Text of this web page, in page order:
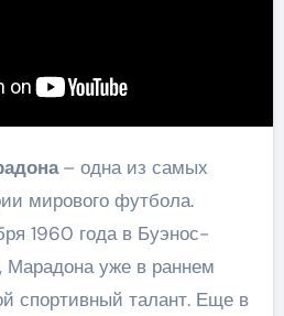
– одна из самых
мирового футбола.
1960 года в Буэнос-
Марадона уже в раннем
спортивный талант. Еще в